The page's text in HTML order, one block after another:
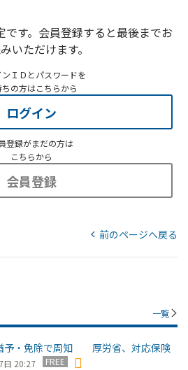
です。会員登録すると最後までお
いただけます。
ンＩＤとパスワードを
ちの方はこちらから
ログイン
登録がまだの方は
こちらから
会員登録
前のページへ戻る
一覧
予・免除で周知 厚労省、対応保険
日 20:27 FREE